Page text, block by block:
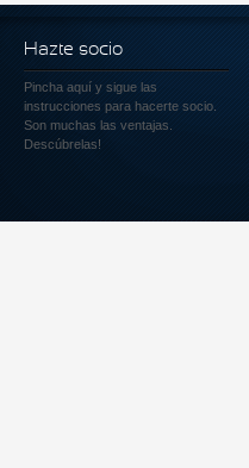
Hazte socio
Pincha aquí y sigue las
instrucciones para hacerte socio.
Son muchas las ventajas.
Descúbrelas!